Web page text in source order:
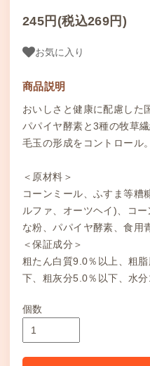
245円(税込269円)
お気に入り
商品説明
おいしさと健康に配慮した
パパイヤ酵素と3種の牧草
毛玉の形成をコントロール。
＜原材料＞
コーンミール、ふすま等糟
ルファ、オーツヘイ)、コ
な粉、パパイヤ酵素、食用
＜保証成分＞
粗たん白質9.0％以上、粗
下、粗灰分5.0％以下、水
個数